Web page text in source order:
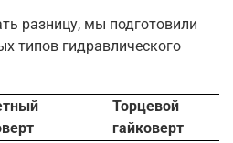
разницу, мы подготовили
типов гидравлического
Торцевой
гайковерт